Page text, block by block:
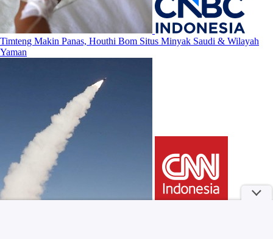
Timteng Makin Panas, Houthi Bom Situs Minyak Saudi & Wilayah
Yaman